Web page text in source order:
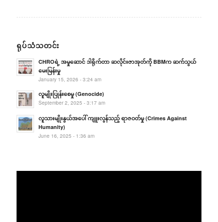
ရုပ်သံသတင်း
CHROရဲ့ အမှုဆောင် ဒါရိုက်တာ ဆလိုင်းဇာအုတ်ကို BBMက ဆက်သွယ်
မေးမြန်းမှု
January 15, 2026 - 3:24 am
လူမျိုးပြုန်းစေမှု (Genocide)
September 2, 2025 - 3:17 am
လူသားမျိုးနွယ်အပေါ် ကျူးလွန်သည့် ရာဇဝတ်မှု (Crimes Against
Humanity)
June 16, 2025 - 1:36 am